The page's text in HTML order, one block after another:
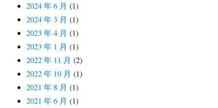
2024 年 6 月 (1)
2024 年 3 月 (1)
2023 年 4 月 (1)
2023 年 1 月 (1)
2022 年 11 月 (2)
2022 年 10 月 (1)
2021 年 8 月 (1)
2021 年 6 月 (1)